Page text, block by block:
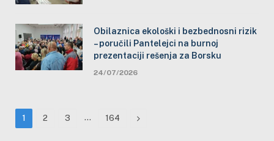
Obilaznica ekološki i bezbednosni rizik
– poručili Pantelejci na burnoj
prezentaciji rešenja za Borsku
24/07/2026
1 2 3 … 164 Next